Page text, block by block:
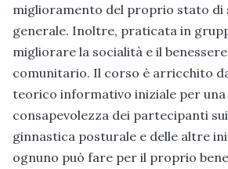
miglioramento del proprio stato di
generale. Inoltre, praticata in
migliorare la socialità e il
comunitario. Il corso è arricchito
teorico informativo iniziale per
consapevolezza dei partecipanti
ginnastica posturale e delle altre
ognuno può fare per il proprio